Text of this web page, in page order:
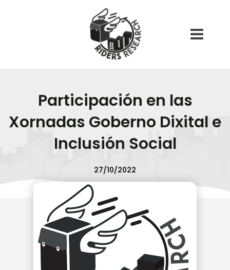
Menu
Participación en las
Xornadas Goberno Dixital e
Inclusión Social
27/10/2022